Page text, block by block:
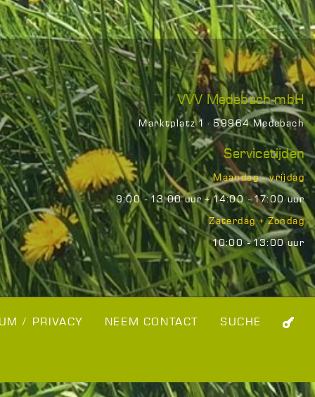
VVV Medebach mbH
Marktplatz 1 · 59964 Medebach
Servicetijden
Maandag - vrijdag
9:00 - 13:00 uur + 14:00 - 17:00 uur
Zaterdag + Zondag
10:00 - 13:00 uur
/ PRIVACY NEEM CONTACT SUCHE